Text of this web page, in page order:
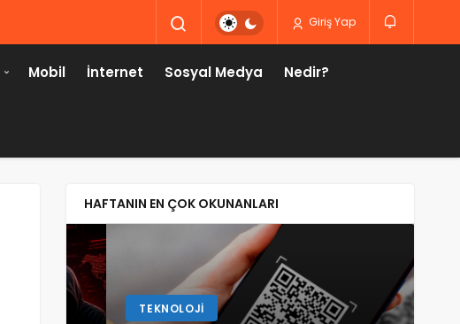
Giriş Yap
Mobil İnternet Sosyal Medya Nedir?
HAFTANIN EN ÇOK OKUNANLARI
TEKNOLOJI